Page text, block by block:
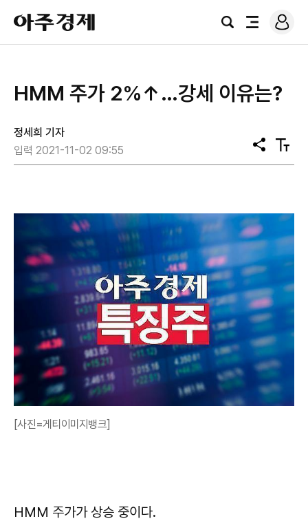
아
주
경
검
전
로
그
HMM 주가 2%↑…강세 이유는?
정세희 기자
입력 2021-11-02 09:55
공
유
텍
스
[사진=게티이미지뱅크]
HMM 주가가 상승 중이다.